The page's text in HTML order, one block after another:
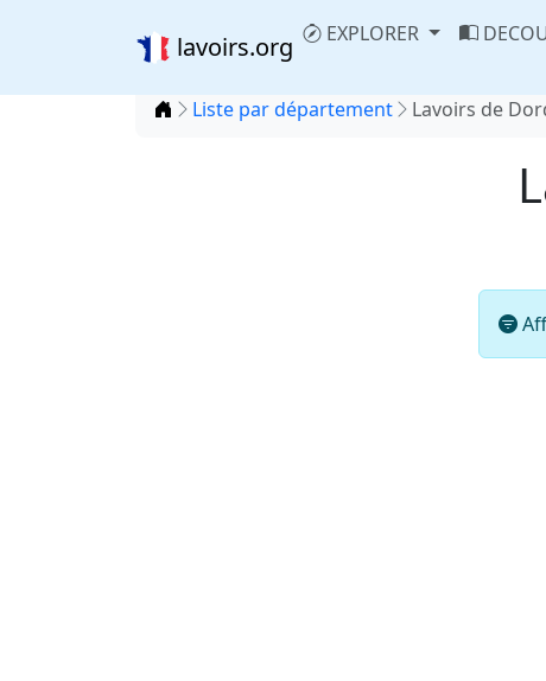
lavoirs.org EXPLORER
Accueil
Liste par département Lavoirs de